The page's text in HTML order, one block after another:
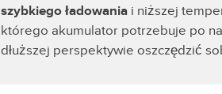
szybkiego ładowania i niższej
którego akumulator potrzebuje po
dłuższej perspektywie oszczędzić